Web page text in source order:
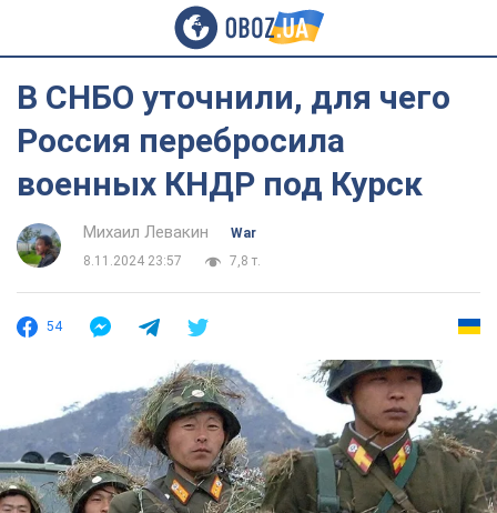
В СНБО уточнили, для чего
Россия перебросила
военных КНДР под Курск
Михаил Левакин
War
8.11.2024 23:57
7,8 т.
54